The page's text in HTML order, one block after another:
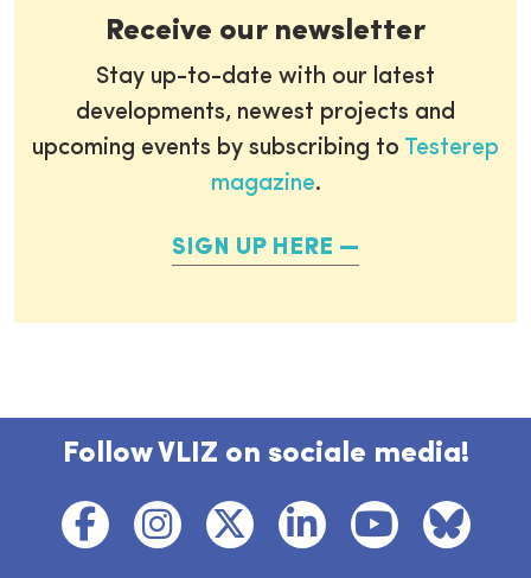
Receive our newsletter
Stay up-to-date with our latest
developments, newest projects and
upcoming events by subscribing to Testerep
magazine.
SIGN UP HERE
Follow VLIZ on sociale media!